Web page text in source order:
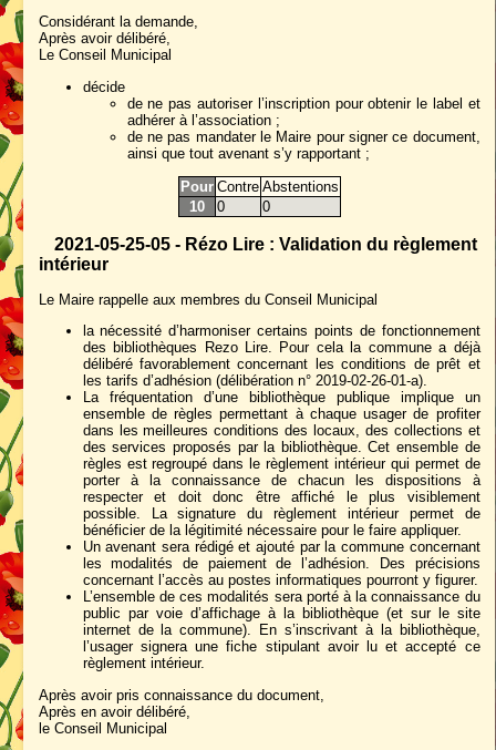
Considérant la demande,
Après avoir délibéré,
Le Conseil Municipal
décide
de ne pas autoriser l’inscription pour obtenir le label et
adhérer à l’association ;
de ne pas mandater le Maire pour signer ce document,
ainsi que tout avenant s’y rapportant ;
Pour Contre Abstentions
10
0 0
2021-05-25-05 - Rézo Lire : Validation du règlement
intérieur
Le Maire rappelle aux membres du Conseil Municipal
la nécessité d’harmoniser certains points de fonctionnement
des bibliothèques Rezo Lire. Pour cela la commune a déjà
délibéré favorablement concernant les conditions de prêt et
les tarifs d’adhésion (délibération n° 2019-02-26-01-a).
La fréquentation d’une bibliothèque publique implique un
ensemble de règles permettant à chaque usager de profiter
dans les meilleures conditions des locaux, des collections et
des services proposés par la bibliothèque. Cet ensemble de
règles est regroupé dans le règlement intérieur qui permet de
porter à la connaissance de chacun les dispositions à
respecter et doit donc être affiché le plus visiblement
possible. La signature du règlement intérieur permet de
bénéficier de la légitimité nécessaire pour le faire appliquer.
Un avenant sera rédigé et ajouté par la commune concernant
les modalités de paiement de l’adhésion. Des précisions
concernant l’accès au postes informatiques pourront y figurer.
L’ensemble de ces modalités sera porté à la connaissance du
public par voie d’affichage à la bibliothèque (et sur le site
internet de la commune). En s’inscrivant à la bibliothèque,
l’usager signera une fiche stipulant avoir lu et accepté ce
règlement intérieur.
Après avoir pris connaissance du document,
Après en avoir délibéré,
le Conseil Municipal